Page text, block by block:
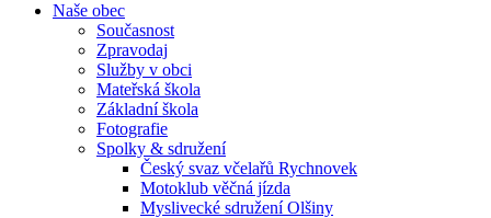
Naše obec
Současnost
Zpravodaj
Služby v obci
Mateřská škola
Základní škola
Fotografie
Spolky & sdružení
Český svaz včelařů Rychnovek
Motoklub věčná jízda
Myslivecké sdružení Olšiny